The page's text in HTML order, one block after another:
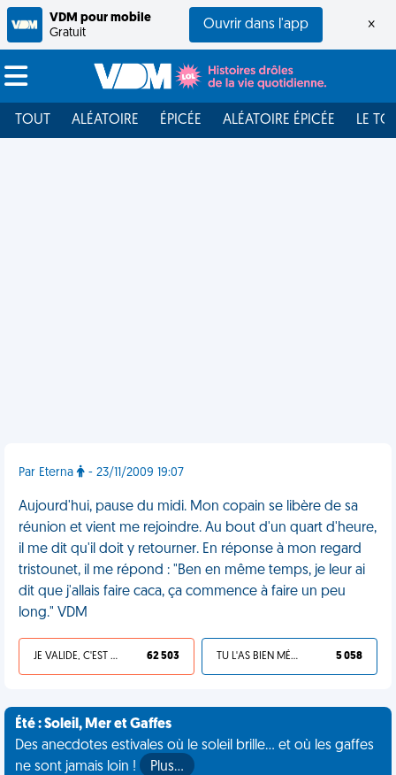
VDM pour mobile
Gratuit
Ouvrir dans l'app ×
TOUT ALÉATOIRE ÉPICÉE ALÉATOIRE ÉPICÉE LE
Par Eterna - 23/11/2009 19:07
Aujourd'hui, pause du midi. Mon copain se libère de sa
réunion et vient me rejoindre. Au bout d'un quart d'heure,
il me dit qu'il doit y retourner. En réponse à mon regard
tristounet, il me répond : "Ben en même temps, je leur ai
dit que j'allais faire caca, ça commence à faire un peu
long." VDM
JE VALIDE, C'EST UNE VDM 62 503 TU L'AS BIEN MÉRITÉ 5 058
Été : Soleil, Mer et Gaffes
Des anecdotes estivales où le soleil brille... et où les gaffes
ne sont jamais loin !
Plus…